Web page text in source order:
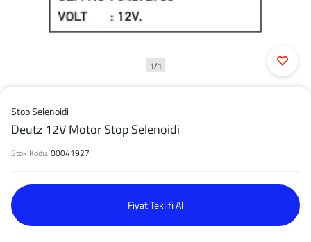
1/1
Stop Selenoidi
Deutz 12V Motor Stop Selenoidi
Stok Kodu: 00041927
Fiyat Teklifi Al